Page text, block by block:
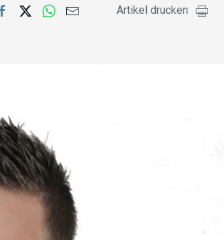
Artikel drucken